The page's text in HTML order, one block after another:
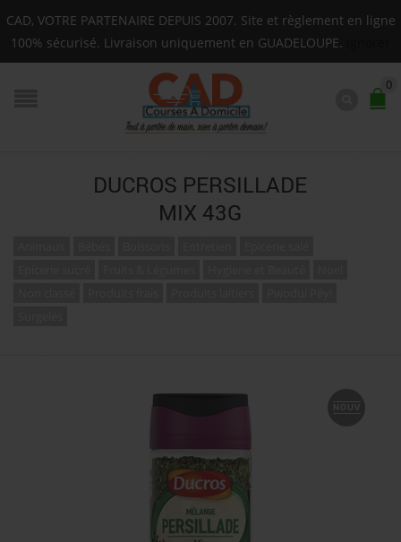
Livraison sur toute la Guadeloupe : Mardi, Jeudi,
0
DUCROS PERSILLADE
MIX 43G
NOUV
CAD, VOTRE PARTENAIRE DEPUIS 2007. Site et règlement en ligne
100% sécurisé. Livraison uniquement en GUADELOUPE.